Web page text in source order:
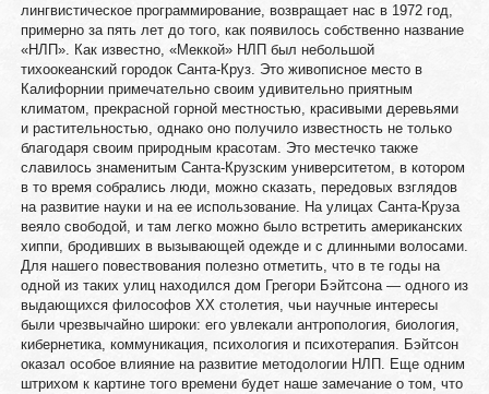
лингвистическое программирование, возвращает нас в 1972 год,
примерно за пять лет до того, как появилось собственно название
«НЛП». Как известно, «Меккой» НЛП был небольшой
тихоокеанский городок Санта-Круз. Это живописное место в
Калифорнии примечательно своим удивительно приятным
климатом, прекрасной горной местностью, красивыми деревьями
и растительностью, однако оно получило известность не только
благодаря своим природным красотам. Это местечко также
славилось знаменитым Санта-Крузским университетом, в котором
в то время собрались люди, можно сказать, передовых взглядов
на развитие науки и на ее использование. На улицах Санта-Круза
веяло свободой, и там легко можно было встретить американских
хиппи, бродивших в вызывающей одежде и с длинными волосами.
Для нашего повествования полезно отметить, что в те годы на
одной из таких улиц находился дом Грегори Бэйтсона — одного из
выдающихся философов ХХ столетия, чьи научные интересы
были чрезвычайно широки: его увлекали антропология, биология,
кибернетика, коммуникация, психология и психотерапия. Бэйтсон
оказал особое влияние на развитие методологии НЛП. Еще одним
штрихом к картине того времени будет наше замечание о том, что